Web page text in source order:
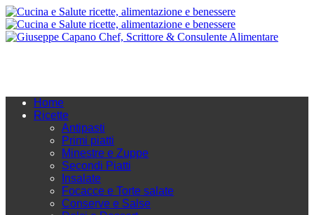
Home
Ricette
Antipasti
Primi piatti
Minestre e Zuppe
Secondi Piatti
Insalate
Focacce e Torte salate
Conserve e Salse